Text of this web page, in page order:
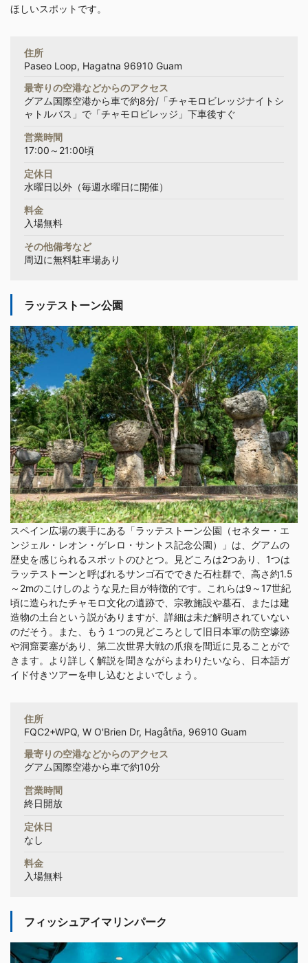
ほしいスポットです。
住所
Paseo Loop, Hagatna 96910 Guam
最寄りの空港などからのアクセス
グアム国際空港から車で約8分/「チャモロビレッジナイトシ
ャトルバス」で「チャモロビレッジ」下車後すぐ
営業時間
17:00～21:00頃
定休日
水曜日以外（毎週水曜日に開催）
料金
入場無料
その他備考など
周辺に無料駐車場あり
ラッテストーン公園
スペイン広場の裏手にある「ラッテストーン公園（セネター・エ
ンジェル・レオン・ゲレロ・サントス記念公園）」は、グアムの
歴史を感じられるスポットのひとつ。見どころは2つあり、1つは
ラッテストーンと呼ばれるサンゴ石でできた石柱群で、高さ約1.5
～2mのこけしのような見た目が特徴的です。これらは9～17世紀
頃に造られたチャモロ文化の遺跡で、宗教施設や墓石、または建
造物の土台という説がありますが、詳細は未だ解明されていない
のだそう。また、もう１つの見どころとして旧日本軍の防空壕跡
や洞窟要塞があり、第二次世界大戦の爪痕を間近に見ることがで
きます。より詳しく解説を聞きながらまわりたいなら、日本語ガ
イド付きツアーを申し込むとよいでしょう。
住所
FQC2+WPQ, W O'Brien Dr, Hagåtña, 96910 Guam
最寄りの空港などからのアクセス
グアム国際空港から車で約10分
営業時間
終日開放
定休日
なし
料金
入場無料
フィッシュアイマリンパーク